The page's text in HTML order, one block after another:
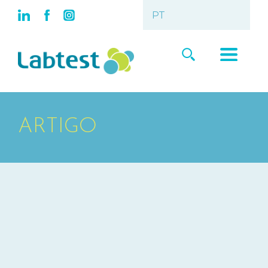
ARTIGO